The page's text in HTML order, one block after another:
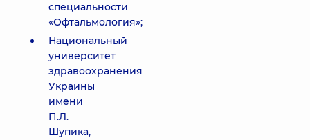
специальности
«Офтальмология»;
Национальный
университет
здравоохранения
Украины
имени
П.Л.
Шупика,